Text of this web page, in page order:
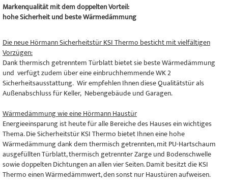
Markenqualität mit dem doppelten Vorteil:
hohe Sicherheit und beste Wärmedämmung
Die neue Hörmann Sicherheitstür KSI Thermo besticht mit vielfältigen
Vorzügen:
Dank thermisch getrenntem Türblatt bietet sie beste Wärmedämmung
und verfügt zudem über eine einbruchhemmende WK 2
Sicherheitsausstattung. Wir empfehlen Ihnen diese Qualitätstür als
Außenabschluss für Keller, Nebengebäude und Garagen.
Wärmedämmung wie eine Hörmann Haustür
Energieeinsparung ist heute für alle Bereiche des Hauses ein wichtiges
Thema. Die Sicherheitstür KSI Thermo bietet Ihnen eine hohe
Wärmedämmung dank dem thermisch getrennten, mit PU-Hartschaum
ausgefüllten Türblatt, thermisch getrennter Zarge und Bodenschwelle
sowie doppelten Dichtungen an allen vier Seiten. Damit besitzt die KSI
Thermo einen Wärmedämmwert, den sonst nur Haustüren aufweisen.